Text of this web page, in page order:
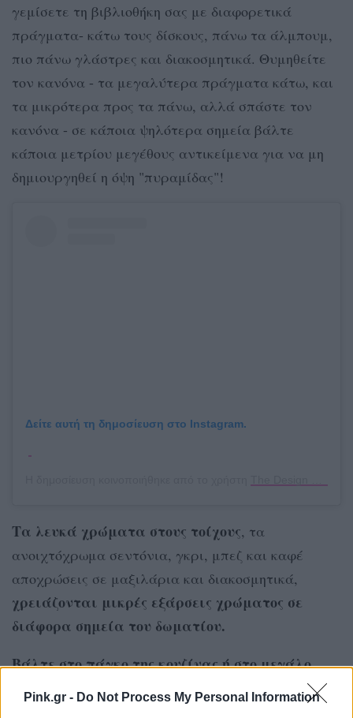
Pink.gr - Do Not Process My Personal Information
γεμίσετε τη βιβλιοθήκη σας με διαφορετικά
πράγματα- κάτω τους δίσκους, πάνω τα άλμπουμ,
πιο πάνω γλάστρες και διακοσμητικά. Θυμηθείτε
τον κανόνα - τα μεγαλύτερα πράγματα κάτω, και
τα μικρότερα προς τα πάνω, αλλά σπάστε τον
κανόνα - σε κάποια ψηλότερα σημεία βάλτε
κάποια μετρίου μεγέθους αντικείμενα για να μη
δημιουργηθεί η όψη "πυραμίδας"!
Δείτε αυτή τη δημοσίευση στο Instagram.
Tα λευκά χρώματα στους τοίχους, τα
ανοιχτόχρωμα σεντόνια, γκρι, μπεζ και καφέ
αποχρώσεις σε μαξιλάρια και διακοσμητικά,
χρειάζονται μικρές εξάρσεις χρώματος σε
διάφορα σημεία του δωματίου.
Βάλτε στο πάγκο της κουζίνας ή στο μεγάλο
τραπέζι ένα δίσκο με φρούτα,
ή ένα όμορφο